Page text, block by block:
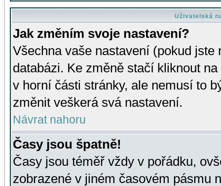
Uživatelská
Jak změním svoje nastavení?
Všechna vaše nastavení (pokud
databázi. Ke změně stačí kliknout
v horní části stránky, ale nemusí to
změnit veškerá svá nastavení.
Návrat nahoru
Časy jsou špatně!
Časy jsou téměř vždy v pořádku,
zobrazené v jiném časovém pásmu